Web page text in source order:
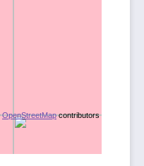
OpenStreetMapcontributors